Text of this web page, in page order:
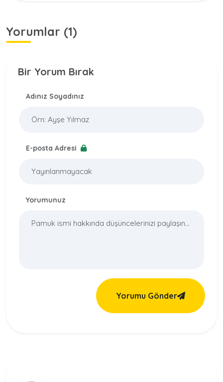
Yorumlar (1)
Bir Yorum Bırak
Adınız Soyadınız
E-posta Adresi
Yorumunuz
Yorumu Gönder